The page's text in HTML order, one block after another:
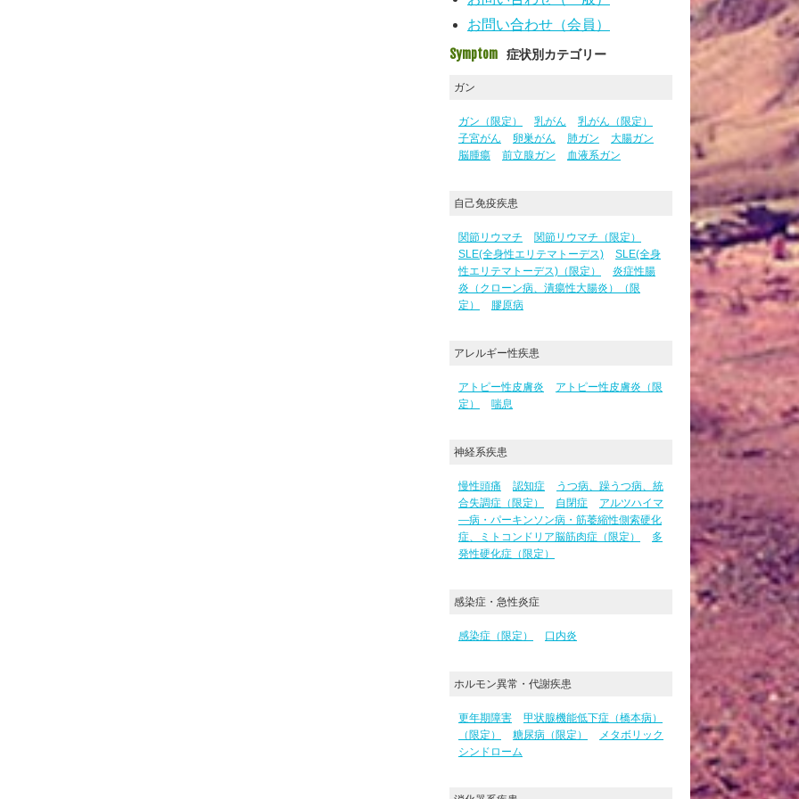
お問い合わせ（会員）
Symptom 症状別カテゴリー
ガン
ガン（限定） 乳がん
乳がん（限定）
子宮がん
卵巣がん 肺ガン
大腸ガン
脳腫瘍
前立腺ガン 血液系ガン
自己免疫疾患
関節リウマチ
関節リウマチ（限定）
SLE(全身性エリテマトーデス)
SLE(全身
性エリテマトーデス)（限定）
炎症性腸
炎（クローン病、潰瘍性大腸炎）（限
定）
膠原病
アレルギー性疾患
アトピー性皮膚炎
アトピー性皮膚炎（限
定）
喘息
神経系疾患
慢性頭痛 認知症
うつ病、躁うつ病、統
合失調症（限定）
自閉症
アルツハイマ
―病・パーキンソン病・筋萎縮性側索硬化
症、ミトコンドリア脳筋肉症（限定）
多
発性硬化症（限定）
感染症・急性炎症
感染症（限定） 口内炎
ホルモン異常・代謝疾患
更年期障害
甲状腺機能低下症（橋本病）
（限定）
糖尿病（限定）
メタボリック
シンドローム